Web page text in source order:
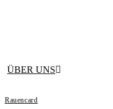
ÜBER UNS
Rauencard